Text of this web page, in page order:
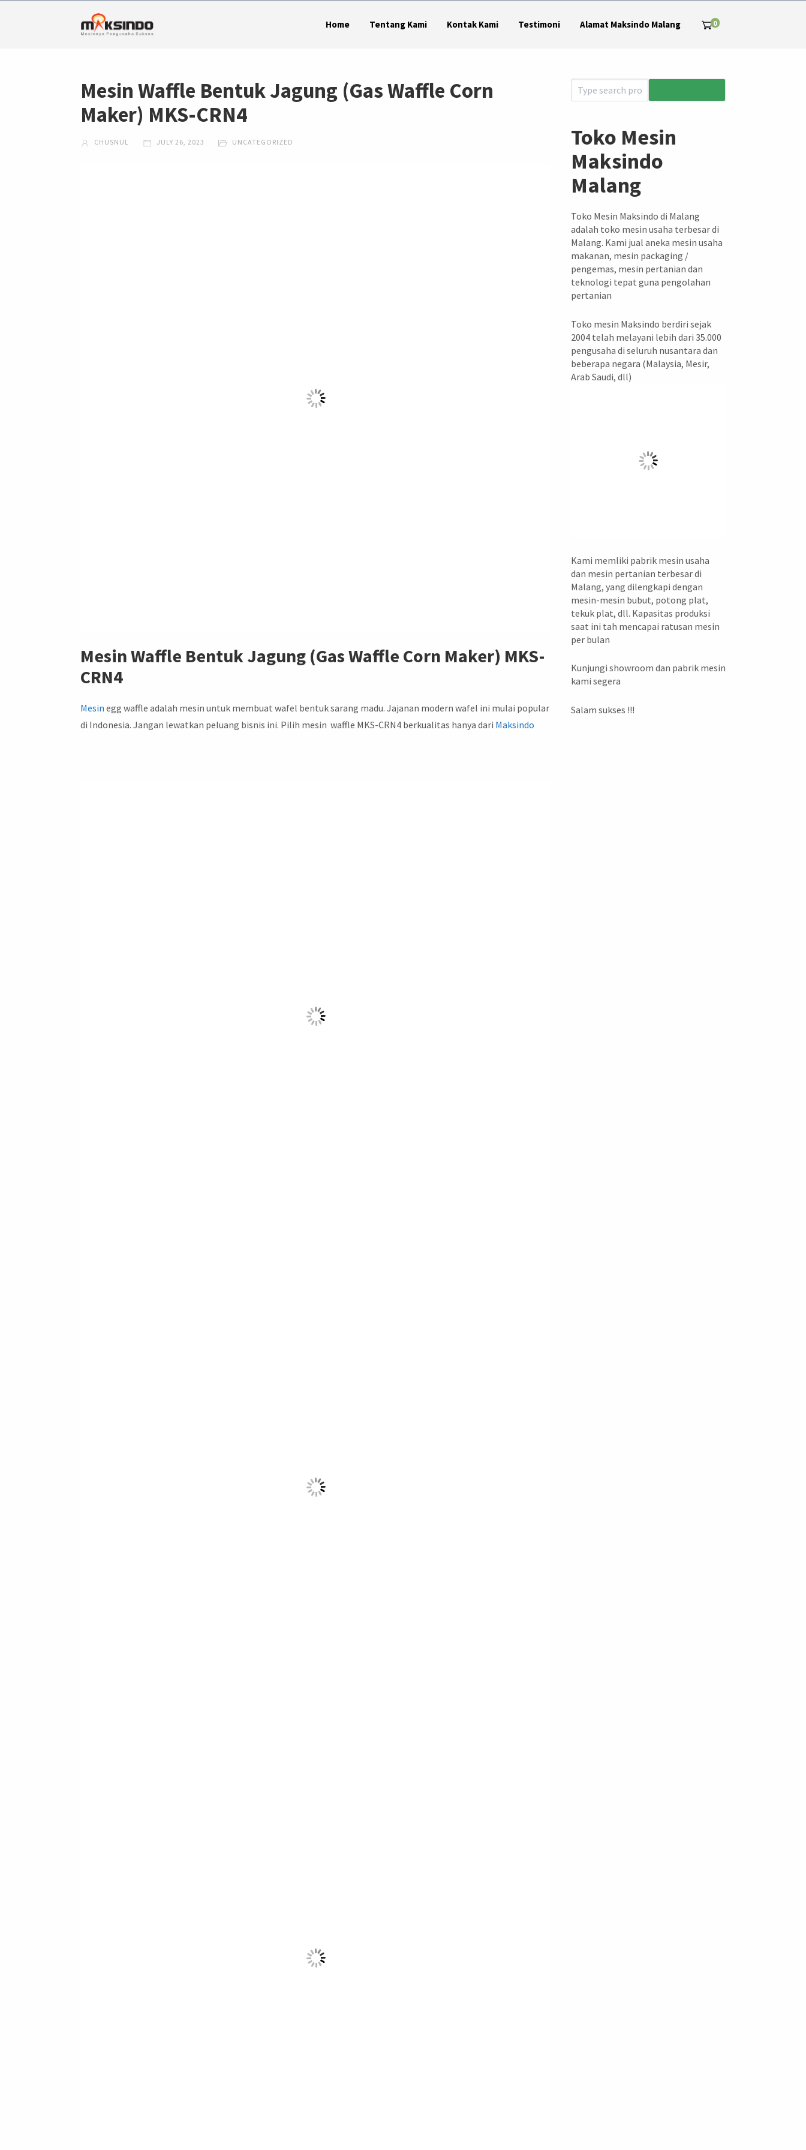
Home Tentang Kami Kontak Kami Testimoni Alamat Maksindo Malang 0
Mesin Waffle Bentuk Jagung (Gas Waffle Corn
Maker) MKS-CRN4
CHUSNUL JULY 26, 2023 UNCATEGORIZED
Mesin Waffle BentukJagung (Gas Waffle Corn Maker) MKS-
CRN4
Mesin egg waffle adalah mesin untuk membuat wafel bentuk sarang madu. Jajanan modern wafel ini mulai popular
di Indonesia. Jangan lewatkan peluang bisnis ini. Pilih mesin waffle MKS-CRN4 berkualitas hanya dari Maksindo
Toko Mesin
Maksindo
Malang
Toko Mesin Maksindo di Malang
adalah toko mesin usaha terbesar di
Malang. Kami jual aneka mesin usaha
makanan, mesin packaging /
pengemas, mesin pertanian dan
teknologi tepat guna pengolahan
pertanian
Toko mesin Maksindo berdiri sejak
2004 telah melayani lebih dari 35.000
pengusaha di seluruh nusantara dan
beberapa negara (Malaysia, Mesir,
Arab Saudi, dll)
Kami memliki pabrik mesin usaha
dan mesin pertanian terbesar di
Malang, yang dilengkapi dengan
mesin-mesin bubut, potong plat,
tekuk plat, dll. Kapasitas produksi
saat ini tah mencapai ratusan mesin
per bulan
Kunjungi showroom dan pabrik mesin
kami segera
Salam sukses !!!